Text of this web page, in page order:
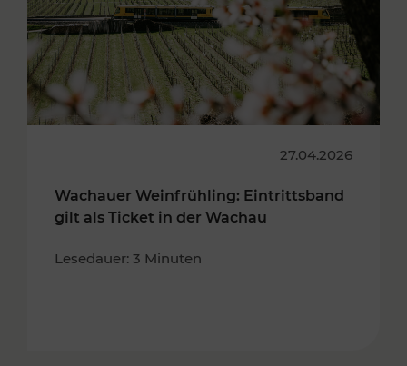
27.04.2026
Wachauer Weinfrühling: Eintrittsband
gilt als Ticket in der Wachau
Lesedauer: 3 Minuten